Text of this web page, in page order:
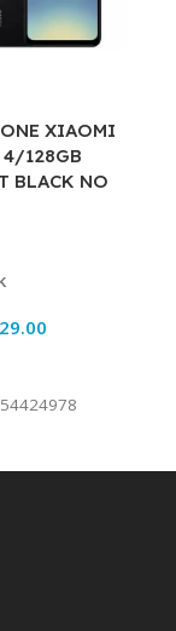
XIAOMI
4/128GB
BLACK NO